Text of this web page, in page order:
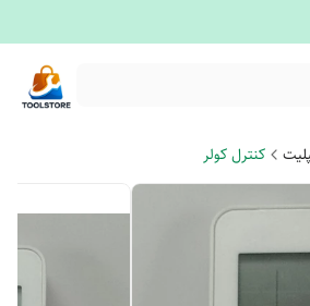
کنترل کولر